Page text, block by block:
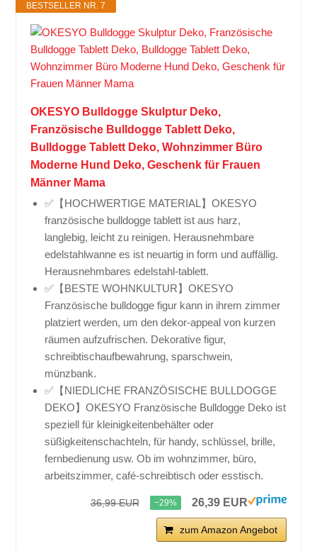
BESTSELLER NR. 7
OKESYO Bulldogge Skulptur Deko,
Französische Bulldogge Tablett Deko,
Bulldogge Tablett Deko, Wohnzimmer Büro
Moderne Hund Deko, Geschenk für Frauen
Männer Mama
✅【HOCHWERTIGE MATERIAL】OKESYO
französische bulldogge tablett ist aus harz,
langlebig, leicht zu reinigen. Herausnehmbare
edelstahlwanne es ist neuartig in form und auffällig.
Herausnehmbares edelstahl-tablett.
✅【BESTE WOHNKULTUR】OKESYO
Französische bulldogge figur kann in ihrem zimmer
platziert werden, um den dekor-appeal von kurzen
räumen aufzufrischen. Dekorative figur,
schreibtischaufbewahrung, sparschwein,
münzbank.
✅【NIEDLICHE FRANZÖSISCHE BULLDOGGE
DEKO】OKESYO Französische Bulldogge Deko ist
speziell für kleinigkeitenbehälter oder
süßigkeitenschachteln, für handy, schlüssel, brille,
fernbedienung usw. Ob im wohnzimmer, büro,
arbeitszimmer, café-schreibtisch oder esstisch.
36,99 EUR −29% 26,39 EUR
zum Amazon Angebot